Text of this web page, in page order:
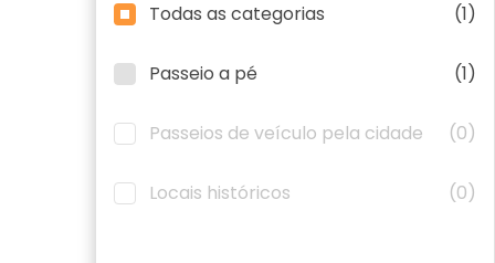
Todas as categorias (1)
Passeio a pé (1)
Passeios de veículo pela cidade (0)
Locais históricos (0)